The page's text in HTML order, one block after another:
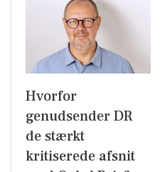
Hvorfor
genudsender DR
de stærkt
kritiserede afsnit